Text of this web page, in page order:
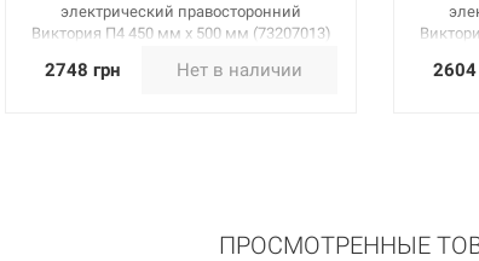
электрический правосторонний
Виктория П4 450 мм х 500 мм (73207013)
2748 грн Нет в наличии 2604
ПРОСМОТРЕННЫЕ